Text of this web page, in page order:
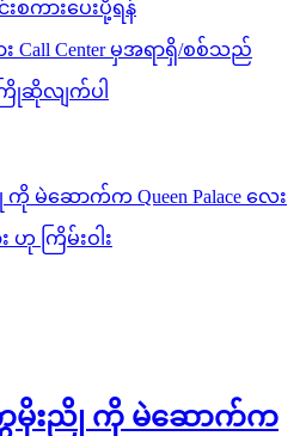
စကားပေးပို့ရန်
Call Center မှအရာရှိ/စစ်သည်
ကြိုဆိုလျက်ပါ
မိုးညို ကို မဲဆောက်က